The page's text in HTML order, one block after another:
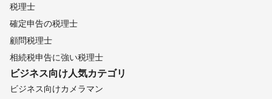
税理士
確定申告の税理士
顧問税理士
相続税申告に強い税理士
ビジネス向け人気カテゴリ
ビジネス向けカメラマン